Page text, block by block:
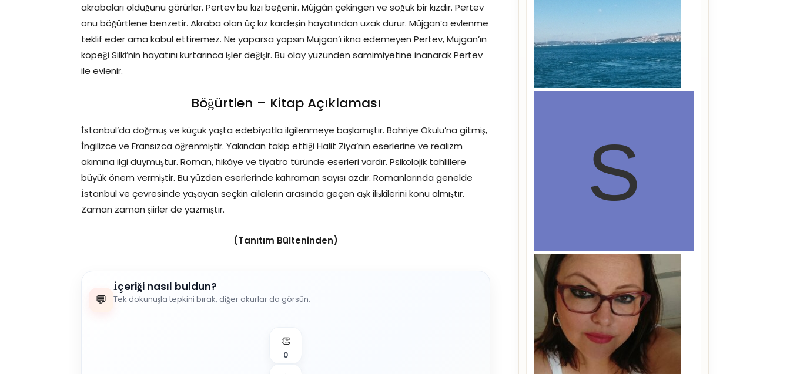
akrabaları olduğunu görürler. Pertev bu kızı beğenir. Müjgân çekingen ve soğuk bir kızdır. Pertev
onu böğürtlene benzetir. Akraba olan üç kız kardeşin hayatından uzak durur. Müjgan’a evlenme
teklif eder ama kabul ettiremez. Ne yaparsa yapsın Müjgan’ı ikna edemeyen Pertev, Müjgan’ın
köpeği Silki’nin hayatını kurtarınca işler değişir. Bu olay yüzünden samimiyetine inanarak Pertev
ile evlenir.
Böğürtlen – Kitap Açıklaması
İstanbul’da doğmuş ve küçük yaşta edebiyatla ilgilenmeye başlamıştır. Bahriye Okulu’na gitmiş,
İngilizce ve Fransızca öğrenmiştir. Yakından takip ettiği Halit Ziya’nın eserlerine ve realizm
akımına ilgi duymuştur. Roman, hikâye ve tiyatro türünde eserleri vardır. Psikolojik tahlillere
büyük önem vermiştir. Bu yüzden eserlerinde kahraman sayısı azdır. Romanlarında genelde
İstanbul ve çevresinde yaşayan seçkin ailelerin arasında geçen aşk ilişkilerini konu almıştır.
Zaman zaman şiirler de yazmıştır.
(Tanıtım Bülteninden)
💬
İçeriği nasıl buldun?
Tek dokunuşla tepkini bırak, diğer okurlar da görsün.
👏
0